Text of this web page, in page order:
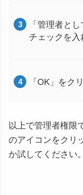
「管理者と
チェックを入
「OK」をク
以上で管理者権限
のアイコンをクリ
か試してください。